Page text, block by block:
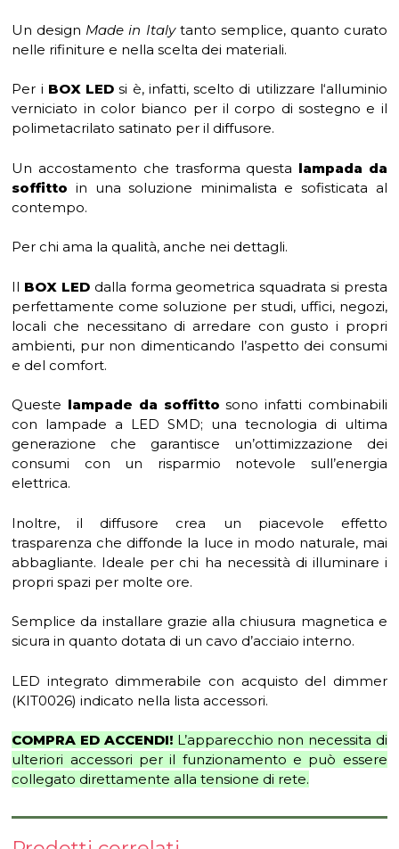
Un design Made in Italytanto semplice, quanto curato
nelle rifiniture e nella scelta dei materiali.
Per i BOX LED si è, infatti, scelto di utilizzare l‘alluminio
verniciato in color bianco per il corpo di sostegno e il
polimetacrilato satinato per il diffusore.
Un accostamento che trasforma questa lampada da
soffitto in una soluzione minimalista e sofisticata al
contempo.
Per chi ama la qualità, anche nei dettagli.
Il BOX LEDdalla forma geometrica squadrata si presta
perfettamente come soluzione per studi, uffici, negozi,
locali che necessitano di arredare con gusto i propri
ambienti, pur non dimenticando l’aspetto dei consumi
e del comfort.
Queste lampade da soffitto sono infatti combinabili
con lampade a LED SMD; una tecnologia di ultima
generazione che garantisce un’ottimizzazione dei
consumi con un risparmio notevole sull’energia
elettrica.
Inoltre, il diffusore crea un piacevole effetto
trasparenza che diffonde la luce in modo naturale, mai
abbagliante. Ideale per chi ha necessità di illuminare i
propri spazi per molte ore.
Semplice da installare grazie alla chiusura magnetica e
sicura in quanto dotata di un cavo d’acciaio interno.
LED integrato dimmerabile con acquisto del dimmer
(KIT0026) indicato nella lista accessori.
COMPRA ED ACCENDI!L’apparecchio non necessita di
ulteriori accessori per il funzionamento e può essere
collegato direttamente alla tensione di rete.